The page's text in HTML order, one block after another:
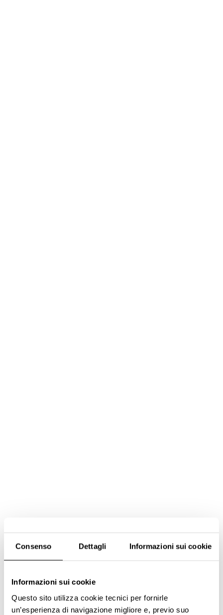
Consenso Dettagli Informazioni sui cookie
Informazioni sui cookie
Questo sito utilizza cookie tecnici per fornirle
un’esperienza di navigazione migliore e, previo suo